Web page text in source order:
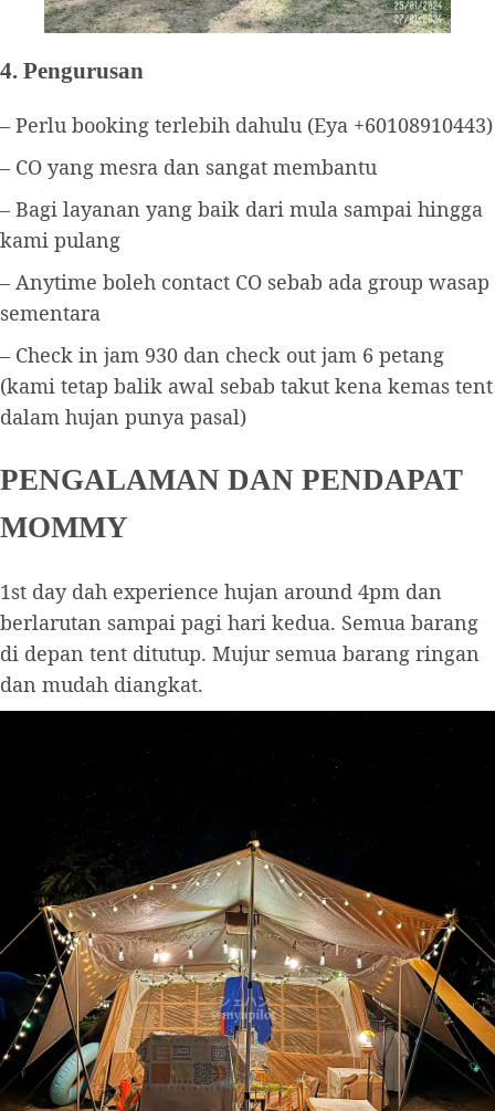
4. Pengurusan
– Perlu booking terlebih dahulu (Eya +60108910443)
– CO yang mesra dan sangat membantu
– Bagi layanan yang baik dari mula sampai hingga
kami pulang
– Anytime boleh contact CO sebab ada group wasap
sementara
– Check in jam 930 dan check out jam 6 petang
(kami tetap balik awal sebab takut kena kemas tent
dalam hujan punya pasal)
PENGALAMAN DAN PENDAPAT
MOMMY
1st day dah experience hujan around 4pm dan
berlarutan sampai pagi hari kedua. Semua barang
di depan tent ditutup. Mujur semua barang ringan
dan mudah diangkat.